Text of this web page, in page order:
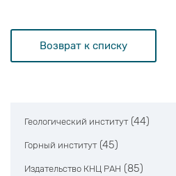
Возврат к списку
Геологический институт (44)
Горный институт (45)
Издательство КНЦ РАН (85)